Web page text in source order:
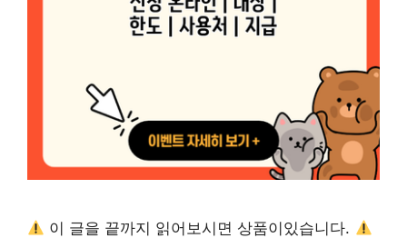
이 글을 끝까지 읽어보시면 상품이있습니다.